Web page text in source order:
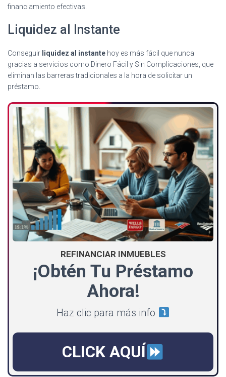
financiamiento efectivas.
Liquidez al Instante
Conseguir liquidez al instante hoy es más fácil que nunca
gracias a servicios como Dinero Fácil y Sin Complicaciones, que
eliminan las barreras tradicionales a la hora de solicitar un
préstamo.
REFINANCIAR INMUEBLES
¡Obtén Tu Préstamo
Ahora!
Haz clic para más info
CLICK AQUÍ